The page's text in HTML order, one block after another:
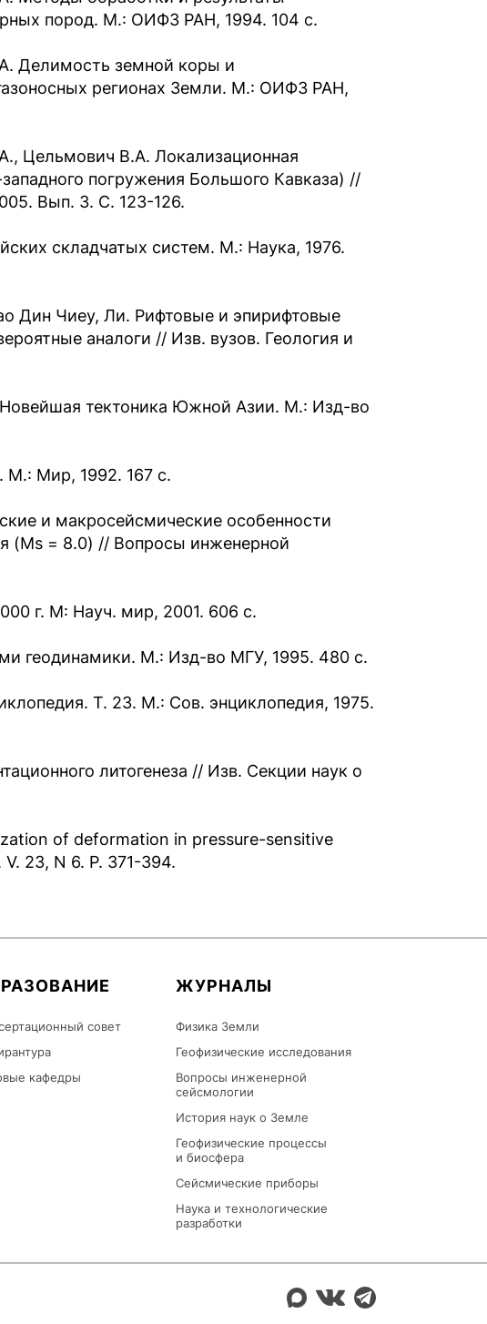
пород. М.: ОИФЗ РАН, 1994. 104 с.
Делимость земной коры и
регионах Земли. М.: ОИФЗ РАН,
Цельмович В.А. Локализационная
погружения Большого Кавказа) //
Вып. 3. С. 123-126.
складчатых систем. М.: Наука, 1976.
Дин Чиеу, Ли. Рифтовые и эпирифтовые
аналоги // Изв. вузов. Геология и
тектоника Южной Азии. М.: Изд-во
Мир, 1992. 167 с.
и макросейсмические особенности
(Мs = 8.0) // Вопросы инженерной
г. М: Науч. мир, 2001. 606 с.
геодинамики. М.: Изд-во МГУ, 1995. 480 с.
Т. 23. М.: Сов. энциклопедия, 1975.
литогенеза // Изв. Секции наук о
of deformation in pressure-sensitive
23, N 6. P. 371-394.
совет
кафедры
ЖУРНАЛЫ
Физика Земли
Геофизические исследования
Вопросы инженерной
сейсмологии
История наук о Земле
Геофизические процессы
и биосфера
Сейсмические приборы
Наука и технологические
разработки